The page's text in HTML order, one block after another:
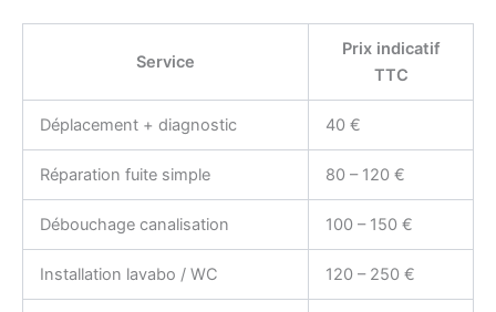
Service
Prix indicatif
TTC
Déplacement + diagnostic 40 €
Réparation fuite simple 80 – 120 €
Débouchage canalisation 100 – 150 €
Installation lavabo / WC 120 – 250 €